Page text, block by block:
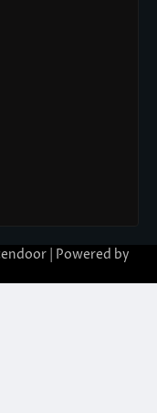
| Powered by